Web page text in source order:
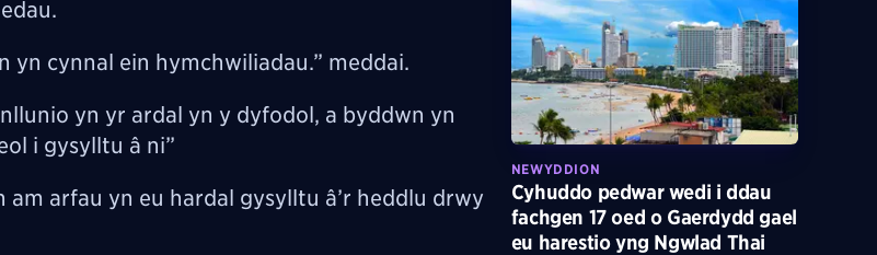
cynnal ein hymchwiliadau.” meddai.
yn yr ardal yn y dyfodol, a byddwn yn
i gysylltu â ni”
arfau yn eu hardal gysylltu â’r heddlu drwy
NEWYDDION
Cyhuddo pedwar wedi i ddau
fachgen 17 oed o Gaerdydd gael
eu harestio yng Ngwlad Thai